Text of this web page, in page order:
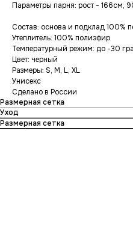
Параметры парня: рост - 166см,
Состав: основа и подклад 100%
Утеплитель: 100% полиэфир
Температурный режим: до -30
Цвет: черный
Размеры: S, M, L, XL
Унисекс
Сделано в России
Размерная сетка
Уход
Размерная сетка